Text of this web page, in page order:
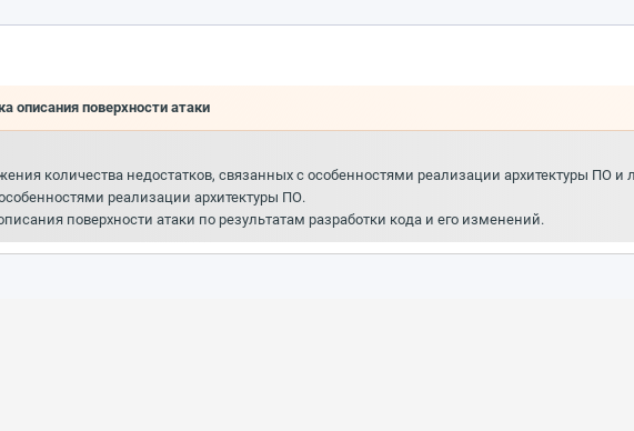
описания поверхности атаки
количества недостатков, связанных с особенностями реализации архитектуры ПО
реализации архитектуры ПО.
поверхности атаки по результатам разработки кода и его изменений.